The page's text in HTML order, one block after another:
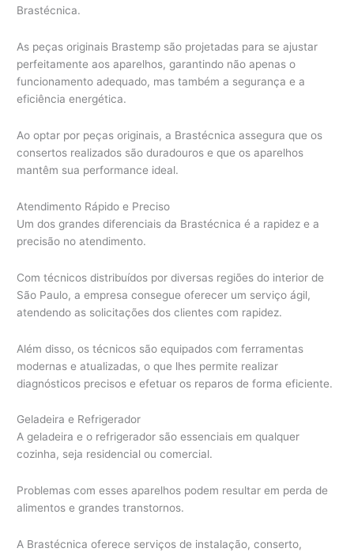
Brastécnica.
As peças originais Brastemp são projetadas para se ajustar
perfeitamente aos aparelhos, garantindo não apenas o
funcionamento adequado, mas também a segurança e a
eficiência energética.
Ao optar por peças originais, a Brastécnica assegura que os
consertos realizados são duradouros e que os aparelhos
mantêm sua performance ideal.
Atendimento Rápido e Preciso
Um dos grandes diferenciais da Brastécnica é a rapidez e a
precisão no atendimento.
Com técnicos distribuídos por diversas regiões do interior de
São Paulo, a empresa consegue oferecer um serviço ágil,
atendendo as solicitações dos clientes com rapidez.
Além disso, os técnicos são equipados com ferramentas
modernas e atualizadas, o que lhes permite realizar
diagnósticos precisos e efetuar os reparos de forma eficiente.
Geladeira e Refrigerador
A geladeira e o refrigerador são essenciais em qualquer
cozinha, seja residencial ou comercial.
Problemas com esses aparelhos podem resultar em perda de
alimentos e grandes transtornos.
A Brastécnica oferece serviços de instalação, conserto,